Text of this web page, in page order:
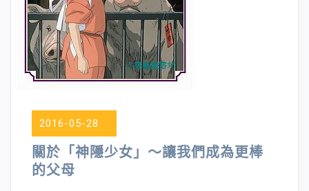
2016-05-28
關於「神隱少女」～讓我們成為更棒
的父母